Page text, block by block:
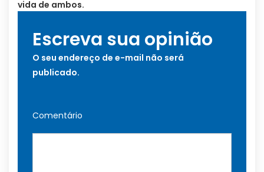
vida de ambos.
Escreva sua opinião
O seu endereço de e-mail não será
publicado.
Comentário